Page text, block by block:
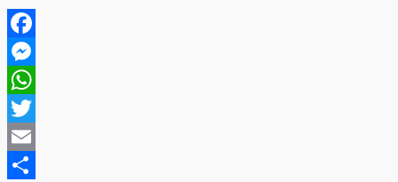
Facebook
Messenger
WhatsApp
Twitter
Email